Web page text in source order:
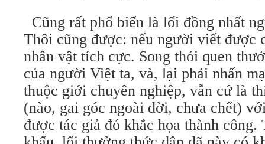
Cũng rất phổ biến là lối đồng nhất
Thôi cũng được: nếu người viết được
nhân vật tích cực. Song thói quen
của người Việt ta, và, lại phải nhấn
thuộc giới chuyên nghiệp, vẫn cứ là
(nào, gai góc ngoài đời, chưa chết)
được tác giả đó khắc họa thành công.